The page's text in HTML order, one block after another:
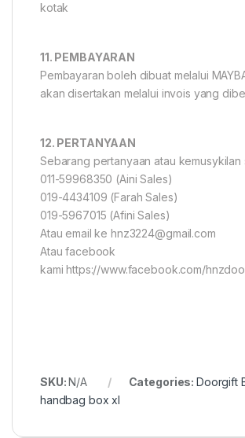
kotak
11. PEMBAYARAN
Pembayaran boleh dibuat melalui
akan disertakan melalui invois yang
12. PERTANYAAN
Sebarang pertanyaan atau kemusykilan
011-59968350 (Aini Sales)
019-4434109 (Farah Sales)
019-5967015 (Afini Sales)
Atau email ke hnz3224@gmail.com
Atau facebook
kami https://www.facebook.com/
SKU:N/A Categories: Doorgift
handbag box xl